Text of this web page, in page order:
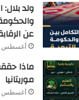
ولد بلال:
عن
أغسطس 6, 2026
ماذا
موريتانيا
أغسطس 5, 2026